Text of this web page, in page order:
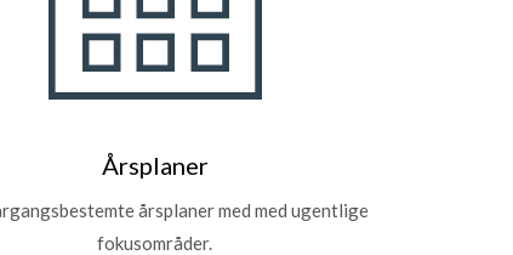
Årsplaner
årsplaner med med ugentlige
fokusområder.